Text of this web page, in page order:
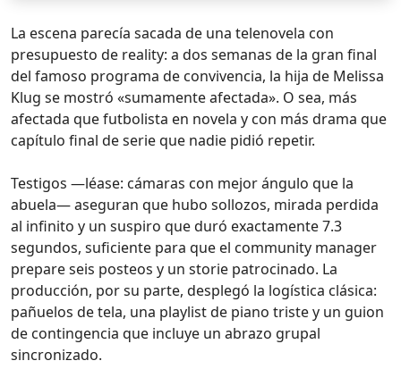
La escena parecía sacada de una telenovela con
presupuesto de reality: a dos semanas de la gran final
del famoso programa de convivencia, la hija de Melissa
Klug se mostró «sumamente afectada». O sea, más
afectada que futbolista en novela y con más drama que
capítulo final de serie que nadie pidió repetir.
Testigos —léase: cámaras con mejor ángulo que la
abuela— aseguran que hubo sollozos, mirada perdida
al infinito y un suspiro que duró exactamente 7.3
segundos, suficiente para que el community manager
prepare seis posteos y un storie patrocinado. La
producción, por su parte, desplegó la logística clásica:
pañuelos de tela, una playlist de piano triste y un guion
de contingencia que incluye un abrazo grupal
sincronizado.